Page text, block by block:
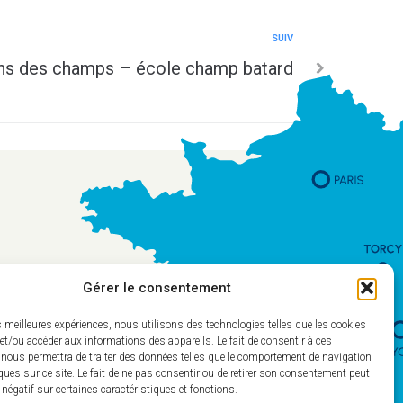
Gérer le consentement
meilleures expériences, nous utilisons des technologies telles que les cookies
ou accéder aux informations des appareils. Le fait de consentir à ces
permettra de traiter des données telles que le comportement de navigation
sur ce site. Le fait de ne pas consentir ou de retirer son consentement peut
négatif sur certaines caractéristiques et fonctions.
SUIV
des champs – école champ batard